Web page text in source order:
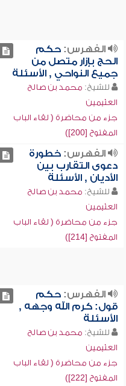
الفهرس:حكم
الحج بإزار متصل من
جميع النواحي , الأسئلة
للشيخ: محمد بن صالح
العثيمين
جزء من محاضرة ( لقاء الباب
المفتوح [200])
الفهرس:خطورة
دعوى التقارب بين
الأديان , الأسئلة
للشيخ: محمد بن صالح
العثيمين
جزء من محاضرة ( لقاء الباب
المفتوح [214])
الفهرس:حكم
قول: كرم الله وجهه ,
الأسئلة
للشيخ: محمد بن صالح
العثيمين
جزء من محاضرة ( لقاء الباب
المفتوح [222])